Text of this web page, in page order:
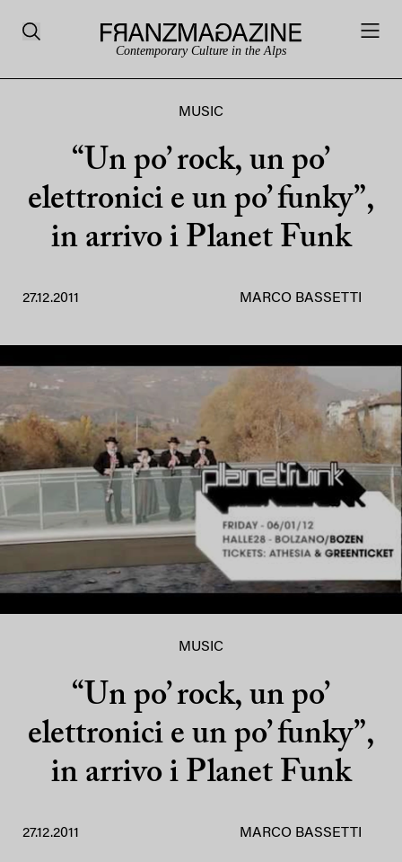
Contemporary Culture in the Alps
MUSIC
“Un po’ rock, un po’
elettronici e un po’ funky”,
in arrivo i Planet Funk
27.12.2011 MARCO BASSETTI
MUSIC
“Un po’ rock, un po’
elettronici e un po’ funky”,
in arrivo i Planet Funk
27.12.2011 MARCO BASSETTI